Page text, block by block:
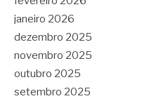
janeiro 2026
dezembro 2025
novembro 2025
outubro 2025
setembro 2025